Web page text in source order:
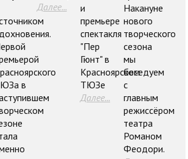
в
Далее...
и
премьере
спектакля
"Пер
Гюнт" в
Красноярском
ТЮЗе
Далее...
Накануне
нового
творческого
сезона
мы
беседуем
с
главным
режиссёром
театра
Романом
Феодори.